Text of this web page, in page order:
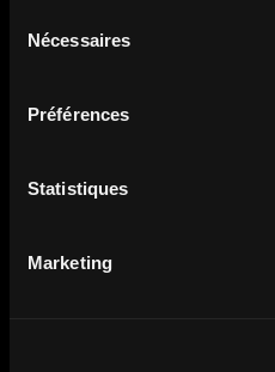
Nécessaires
Préférences
Statistiques
Marketing
technologie dans
L’objectif était double :
présencedans plusieurs
5. Combien a
Les estimations indiquent